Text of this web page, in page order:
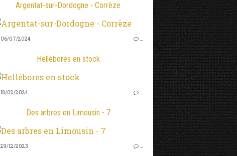
Argentat-sur-Dordogne - Corrèze
06/07/2024 …
Hellébores en stock
18/02/2024 …
Des arbres en Limousin - 7
29/12/2023 …